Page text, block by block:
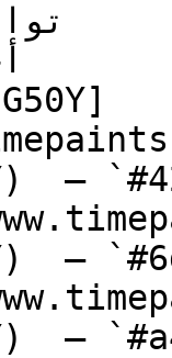
—
—
—